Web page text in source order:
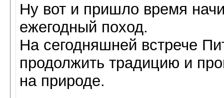
Ну вот и пришло время
ежегодный поход.
На сегодняшней встрече
продолжить традицию и
на природе.